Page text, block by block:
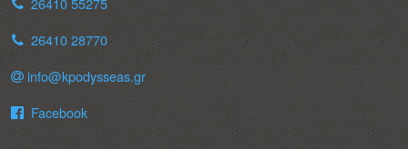
26410 28770
info@kpodysseas.gr
Facebook